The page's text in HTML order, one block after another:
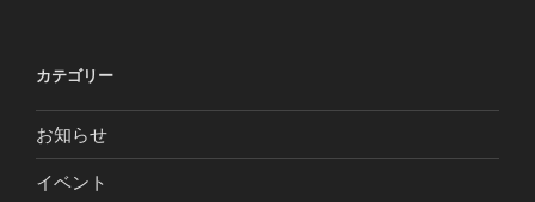
カテゴリー
お知らせ
イベント